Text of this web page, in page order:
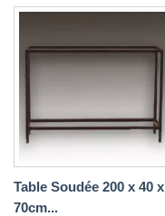
Table Soudée 200 x 40 x
70cm...